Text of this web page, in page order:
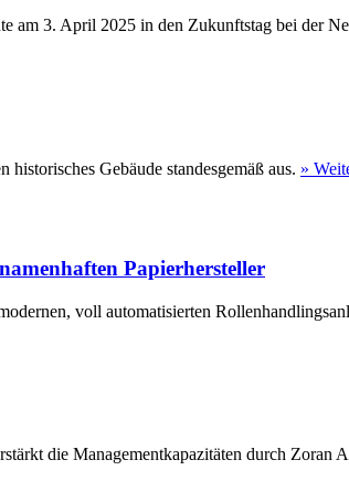
am 3. April 2025 in den Zukunftstag bei der
Gebäude standesgemäß aus. »
Papierhersteller
voll automatisierten
die Managementkapazitäten durch Zoran